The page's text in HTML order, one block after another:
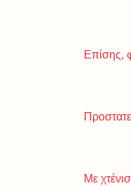
Επίσης,
Με